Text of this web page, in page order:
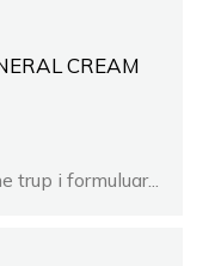
CREAM
trup i formuluar...